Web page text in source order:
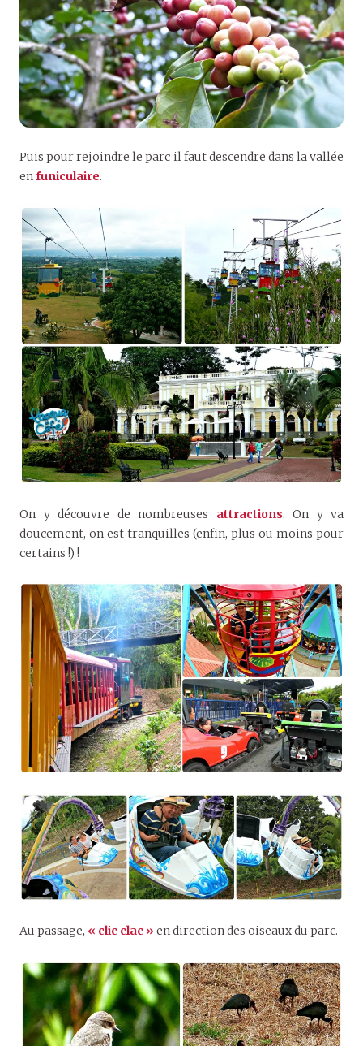
Puis pour rejoindre le parc il faut descendre dans la vallée
enfuniculaire.
On y découvre de nombreuses attractions. On y va
doucement, on est tranquilles (enfin, plus ou moins pour
certains !) !
Au passage, « clic clac » en direction des oiseaux du parc.